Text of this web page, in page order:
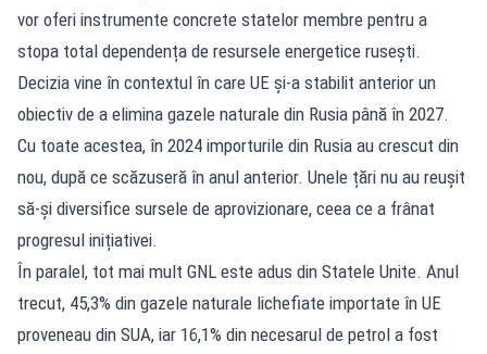
vor oferi instrumente concrete statelor membre pentru a
stopa total dependența de resursele energetice rusești.
Decizia vine în contextul în care UE și-a stabilit anterior un
obiectiv de a elimina gazele naturale din Rusia până în 2027.
Cu toate acestea, în 2024 importurile din Rusia au crescut din
nou, după ce scăzuseră în anul anterior. Unele țări nu au reușit
să-și diversifice sursele de aprovizionare, ceea ce a frânat
progresul inițiativei.
În paralel, tot mai mult GNL este adus din Statele Unite. Anul
trecut, 45,3% din gazele naturale lichefiate importate în UE
proveneau din SUA, iar 16,1% din necesarul de petrol a fost